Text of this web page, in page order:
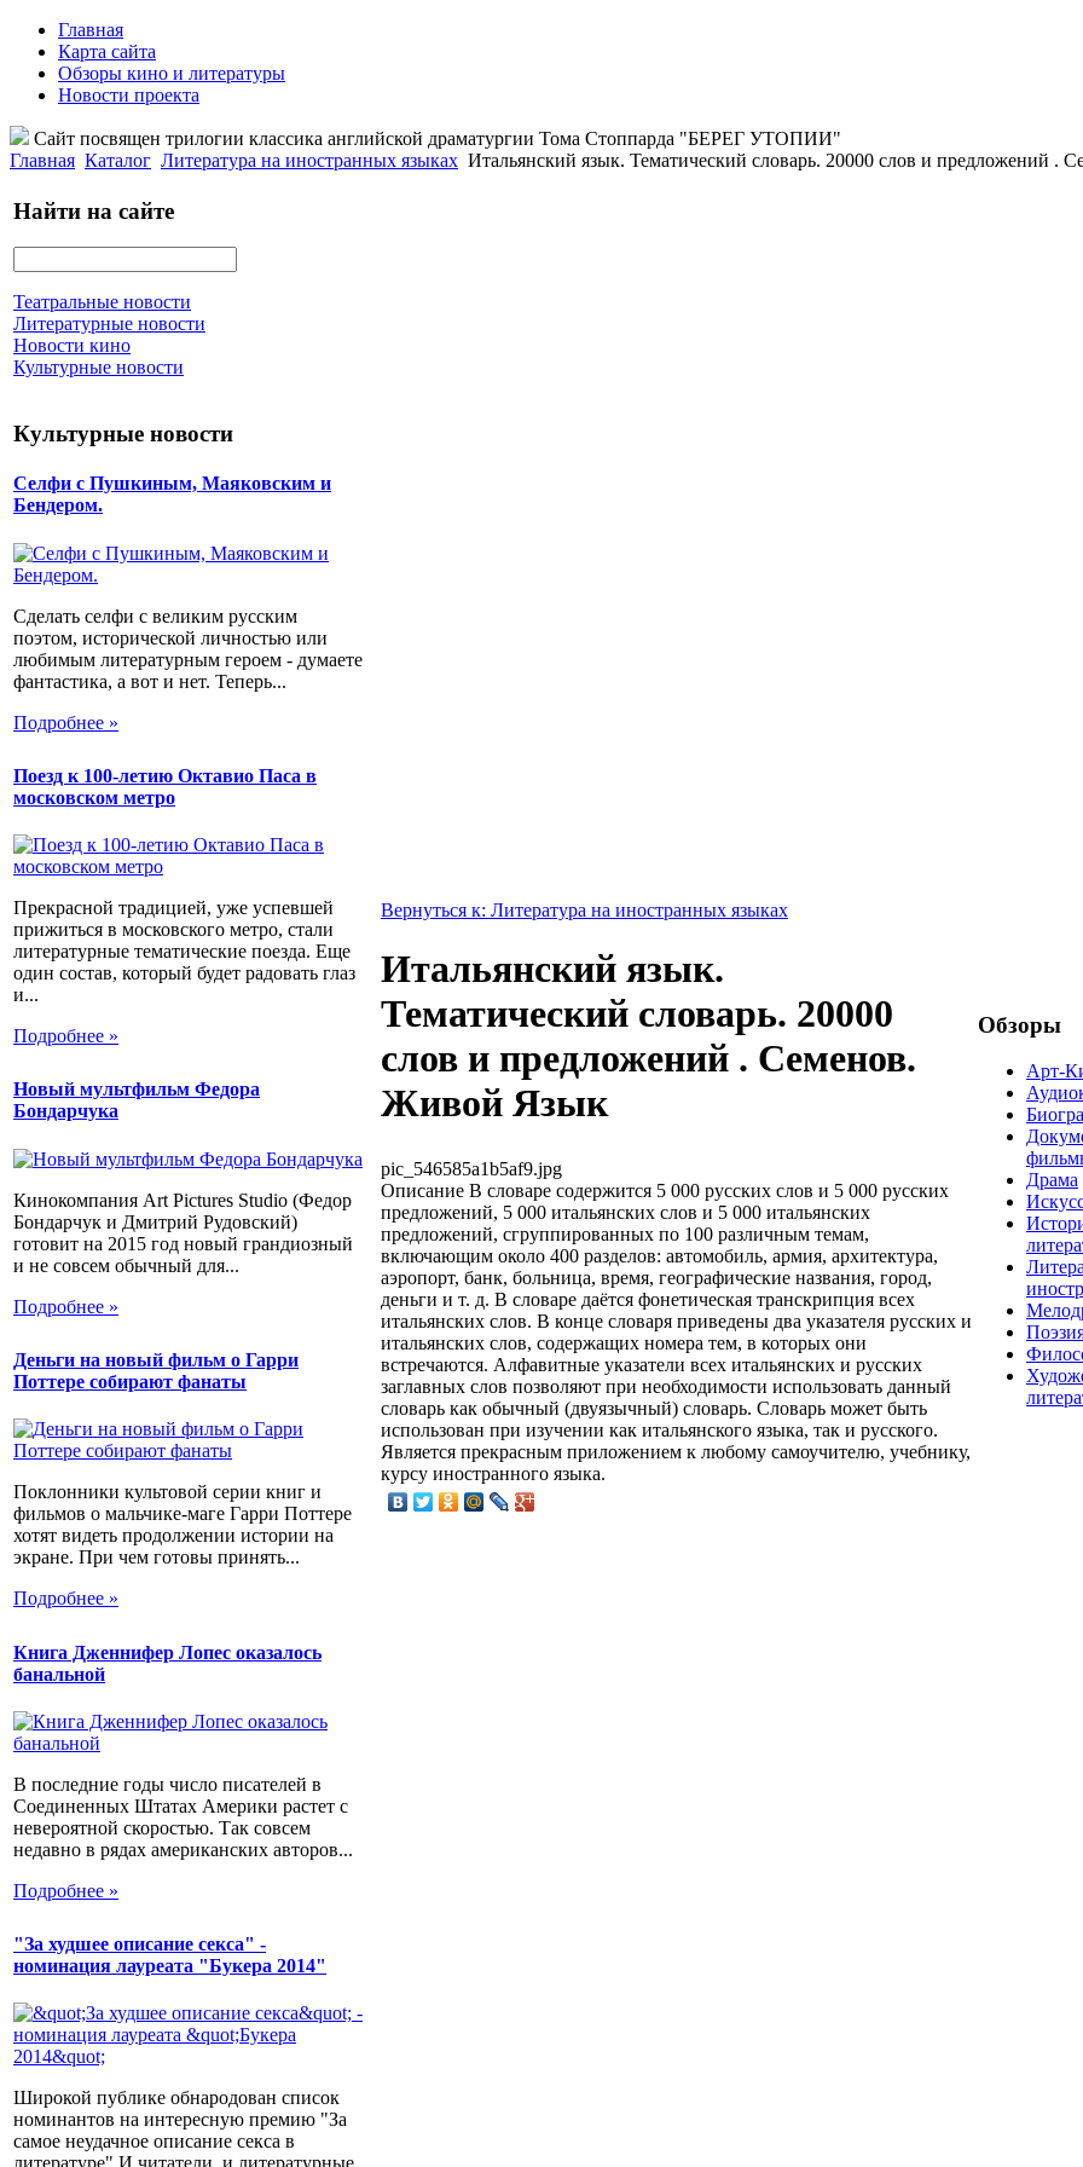
Главная
Карта сайта
Обзоры кино и литературы
Новости проекта
Сайт посвящен трилогии классика английской драматургии Тома Стоппарда "БЕРЕГ УТОПИИ"
Главная Каталог Литература на иностранных языках Итальянский язык. Тематический словарь. 20000 слов и предложений .
Найти на сайте
Театральные новости
Литературные новости
Новости кино
Культурные новости
Культурные новости
Селфи с Пушкиным, Маяковским и
Бендером.
Сделать селфи с великим русским
поэтом, исторической личностью или
любимым литературным героем - думаете
фантастика, а вот и нет. Теперь...
Подробнее »
Поезд к 100-летию Октавио Паса в
московском метро
Прекрасной традицией, уже успевшей
прижиться в московского метро, стали
литературные тематические поезда. Еще
один состав, который будет радовать глаз
и...
Подробнее »
Новый мультфильм Федора
Бондарчука
Кинокомпания Art Pictures Studio (Федор
Бондарчук и Дмитрий Рудовский)
готовит на 2015 год новый грандиозный
и не совсем обычный для...
Подробнее »
Деньги на новый фильм о Гарри
Поттере собирают фанаты
Поклонники культовой серии книг и
фильмов о мальчике-маге Гарри Поттере
хотят видеть продолжении истории на
экране. При чем готовы принять...
Подробнее »
Книга Дженнифер Лопес оказалось
банальной
В последние годы число писателей в
Соединенных Штатах Америки растет с
невероятной скоростью. Так совсем
недавно в рядах американских авторов...
Подробнее »
"За худшее описание секса" -
номинация лауреата "Букера 2014"
Широкой публике обнародован список
номинантов на интересную премию "За
самое неудачное описание секса в
Вернуться к: Литература на иностранных языках
Итальянский язык.
Тематический словарь. 20000
слов и предложений . Семенов.
Живой Язык
pic_546585a1b5af9.jpg
Описание В словаре содержится 5 000 русских слов и 5 000 русских
предложений, 5 000 итальянских слов и 5 000 итальянских
предложений, сгруппированных по 100 различным темам,
включающим около 400 разделов: автомобиль, армия, архитектура,
аэропорт, банк, больница, время, географические названия, город,
деньги и т. д. В словаре даётся фонетическая транскрипция всех
итальянских слов. В конце словаря приведены два указателя русских и
итальянских слов, содержащих номера тем, в которых они
встречаются. Алфавитные указатели всех итальянских и русских
заглавных слов позволяют при необходимости использовать данный
словарь как обычный (двуязычный) словарь. Словарь может быть
использован при изучении как итальянского языка, так и русского.
Является прекрасным приложением к любому самоучителю, учебнику,
курсу иностранного языка.
Обзоры
Арт-
Драма